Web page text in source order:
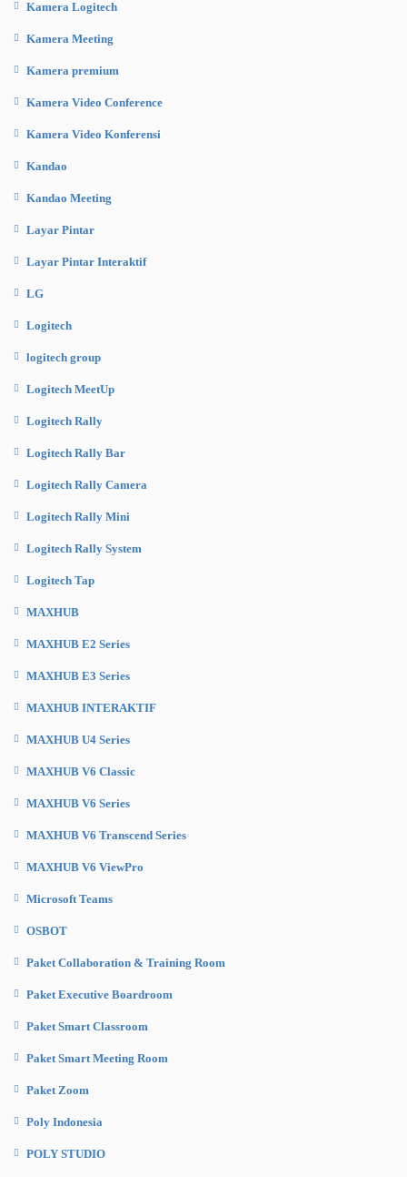
Kamera Logitech
Kamera Meeting
Kamera premium
Kamera Video Conference
Kamera Video Konferensi
Kandao
Kandao Meeting
Layar Pintar
Layar Pintar Interaktif
LG
Logitech
logitech group
Logitech MeetUp
Logitech Rally
Logitech Rally Bar
Logitech Rally Camera
Logitech Rally Mini
Logitech Rally System
Logitech Tap
MAXHUB
MAXHUB E2 Series
MAXHUB E3 Series
MAXHUB INTERAKTIF
MAXHUB U4 Series
MAXHUB V6 Classic
MAXHUB V6 Series
MAXHUB V6 Transcend Series
MAXHUB V6 ViewPro
Microsoft Teams
OSBOT
Paket Collaboration & Training Room
Paket Executive Boardroom
Paket Smart Classroom
Paket Smart Meeting Room
Paket Zoom
Poly Indonesia
POLY STUDIO